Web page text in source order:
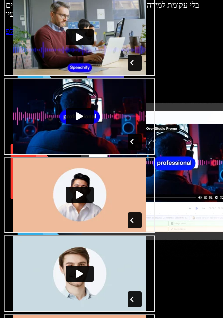
בלי עקומת למידה – הכול זמין בדפדפן. יוצרי תוכן כבר לא מוגבלים,
התחילו ליצור באולפן